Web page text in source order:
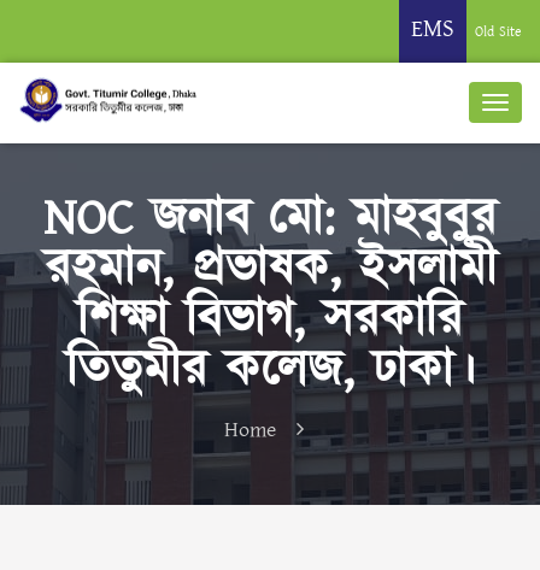
EMS Old Site
NOC জনাব মো: মাহবুবুর
রহমান, প্রভাষক, ইসলামী
শিক্ষা বিভাগ, সরকারি
তিতুমীর কলেজ, ঢাকা।
Home